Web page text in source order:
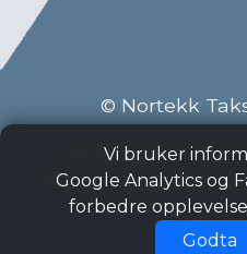
© Nortekk
Industriveien 9 C,
Tlf:63 87 15 50, Epost:
Vi bruker
Google Analytics og
forbedre
Godta